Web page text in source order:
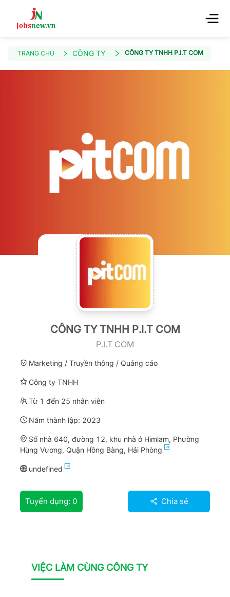
TRANG CHỦ CÔNG TY CÔNG TY TNHH P.I.T COM
CÔNG TY TNHH P.I.T COM
P.I.T COM
Marketing / Truyền thông / Quảng cáo
Công ty TNHH
Từ 1 đến 25 nhân viên
Năm thành lập: 2023
Số nhà 640, đường 12, khu nhà ở Himlam, Phường
Hùng Vương, Quận Hồng Bàng, Hải Phòng
undefined
Tuyển dụng: 0 Chia sẻ
VIỆC LÀM CÙNG CÔNG TY